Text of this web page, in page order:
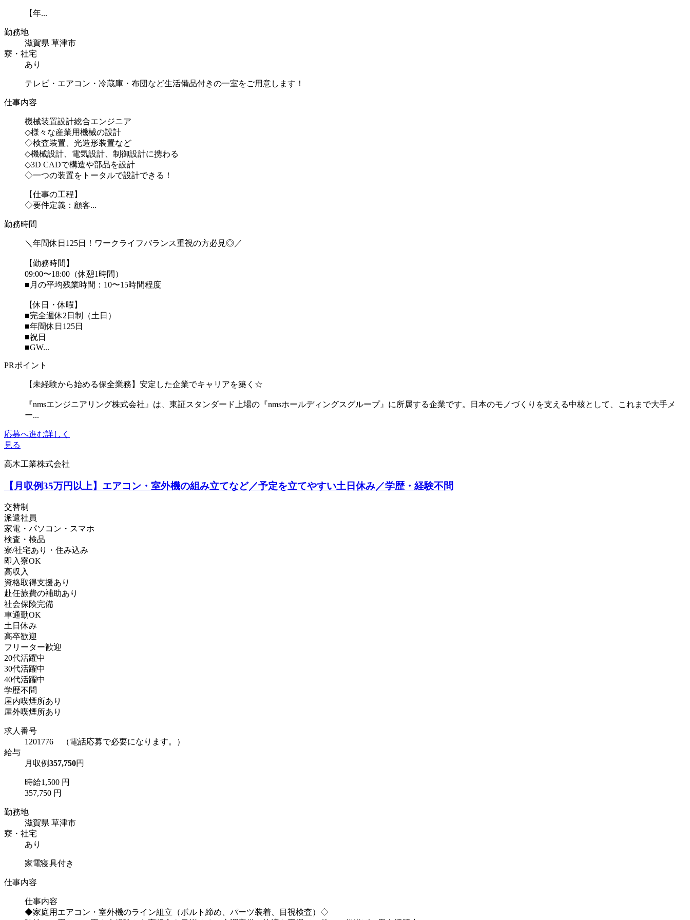
【年...
勤務地
滋賀県 草津市
寮・社宅
あり
テレビ・エアコン・冷蔵庫・布団など生活備品付きの一室をご用意します！
仕事内容
機械装置設計総合エンジニア
◇様々な産業用機械の設計
◇検査装置、光造形装置など
◇機械設計、電気設計、制御設計に携わる
◇3D CADで構造や部品を設計
◇一つの装置をトータルで設計できる！
【仕事の工程】
◇要件定義：顧客...
勤務時間
＼年間休日125日！ワークライフバランス重視の方必見◎／
【勤務時間】
09:00〜18:00（休憩1時間）
■月の平均残業時間：10〜15時間程度
【休日・休暇】
■完全週休2日制（土日）
■年間休日125日
■祝日
■GW...
PRポイント
【未経験から始める保全業務】安定した企業でキャリアを築く☆
『nmsエンジニアリング株式会社』は、東証スタンダード上場の『nmsホールディングスグループ』に所属する企業です。日本のモノづくりを支える中核として、これまで大手メ
ー...
応募へ進む詳しく
見る
高木工業株式会社
【月収例35万円以上】エアコン・室外機の組み立てなど／予定を立てやすい土日休み／学歴・経験不問
交替制
派遣社員
家電・パソコン・スマホ
検査・検品
寮/社宅あり・住み込み
即入寮OK
高収入
資格取得支援あり
赴任旅費の補助あり
社会保険完備
車通勤OK
土日休み
高卒歓迎
フリーター歓迎
20代活躍中
30代活躍中
40代活躍中
学歴不問
屋内喫煙所あり
屋外喫煙所あり
求人番号
1201776 （電話応募で必要になります。）
給与
月収例357,750円
時給1,500 円
357,750 円
勤務地
滋賀県 草津市
寮・社宅
あり
家電寝具付き
仕事内容
仕事内容
◆家庭用エアコン・室外機のライン組立（ボルト締め、パーツ装着、目視検査）◇